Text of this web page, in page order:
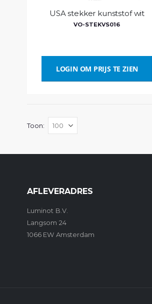
USA stekker kunststof wit
VO-STEKVS016
LOGIN OM PRIJS TE ZIEN
Toon
AFLEVERADRES
Luminot B.V.
Langsom 24
1066 EW Amsterdam